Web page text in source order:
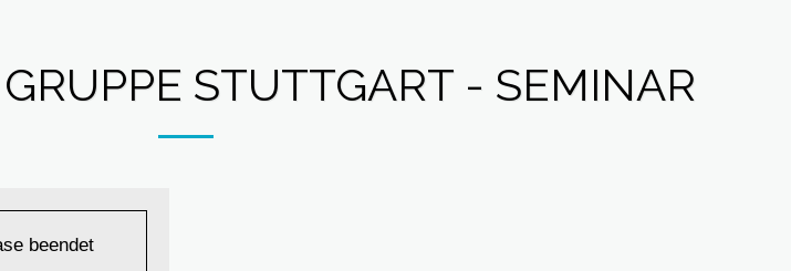
STUTTGART - SEMINAR
beendet